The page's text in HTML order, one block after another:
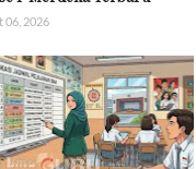
06, 2026